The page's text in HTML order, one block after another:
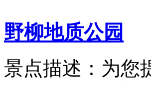
野柳地质公园
景点描述：为您